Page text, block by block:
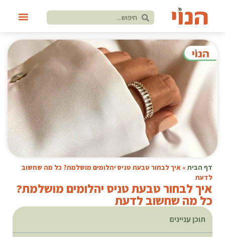
דף הבית » איך לבחור טבעת טניס יהלומים מושלמת? כל מה שחשוב
לדעת
איך לבחור טבעת טניס יהלומים מושלמת?
כל מה שחשוב לדעת
תוכן עניינים